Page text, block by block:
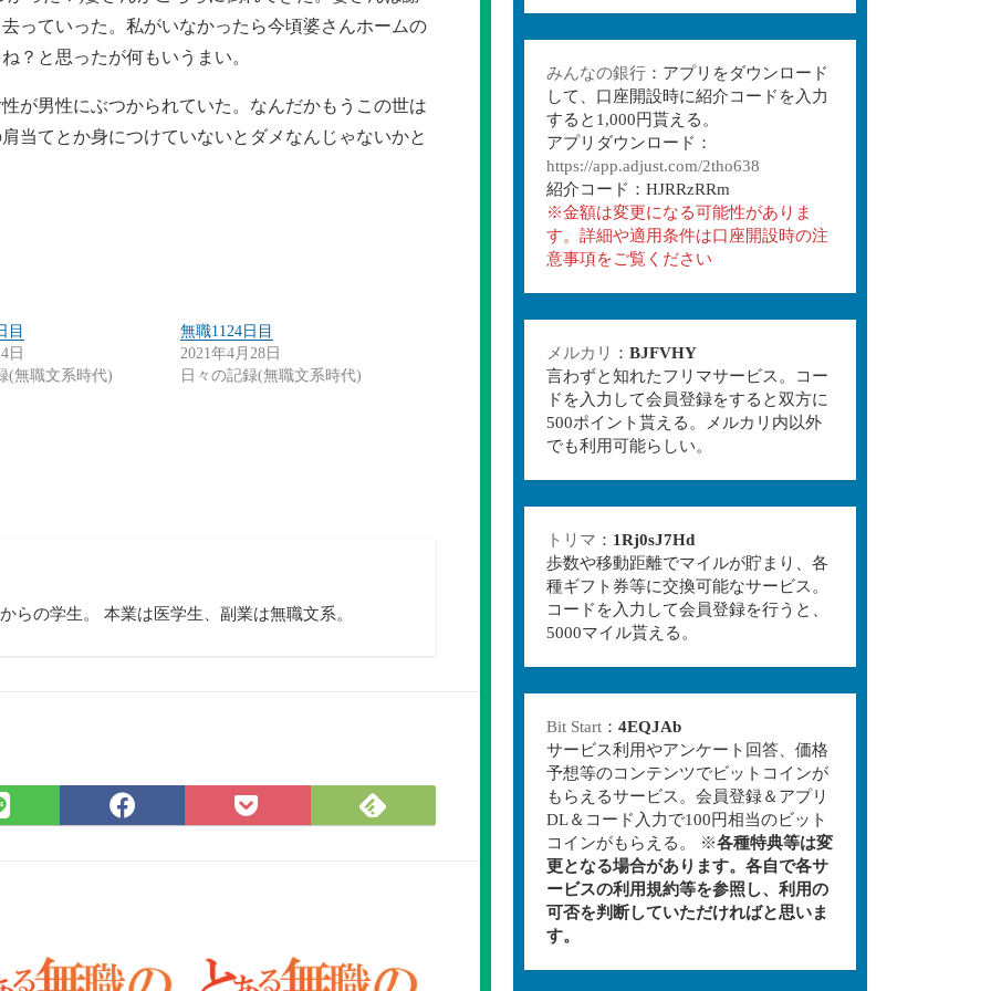
っていった。私がいなかったら今頃婆さんホームの
？と思ったが何もいうまい。
が男性にぶつかられていた。なんだかもうこの世は
当てとか身につけていないとダメなんじゃないかと
目
日
(無職文系時代)
無職1124日目
2021年4月28日
日々の記録(無職文系時代)
らの学生。 本業は医学生、副業は無職文系。
LINE
で
Facebook
で
Pocket
に
Feedly
で
みんなの銀行 ：アプリをダウンロード
して、口座開設時に紹介コードを入力
すると1,000円貰える。
アプリダウンロード：
https://app.adjust.com/2tho638
紹介コード：HJRRzRRm
※金額は変更になる可能性がありま
す。詳細や適用条件は口座開設時の注
意事項をご覧ください
メルカリ ： BJFVHY
言わずと知れたフリマサービス。コー
ドを入力して会員登録をすると双方に
500ポイント貰える。メルカリ内以外
でも利用可能らしい。
トリマ ： 1Rj0sJ7Hd
歩数や移動距離でマイルが貯まり、各
種ギフト券等に交換可能なサービス。
コードを入力して会員登録を行うと、
5000マイル貰える。
Bit Start ： 4EQJAb
サービス利用やアンケート回答、価格
予想等のコンテンツでビットコインが
もらえるサービス。会員登録＆アプリ
DL＆コード入力で100円相当のビット
コインがもらえる。 ※各種特典等は変
更となる場合があります。各自で各サ
ービスの利用規約等を参照し、利用の
可否を判断していただければと思いま
す。